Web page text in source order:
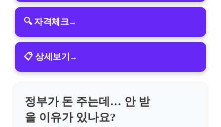
🔍 자격체크→
📋 상세보기 →
정부가 돈 주는데… 안 받
을 이유가 있나요?